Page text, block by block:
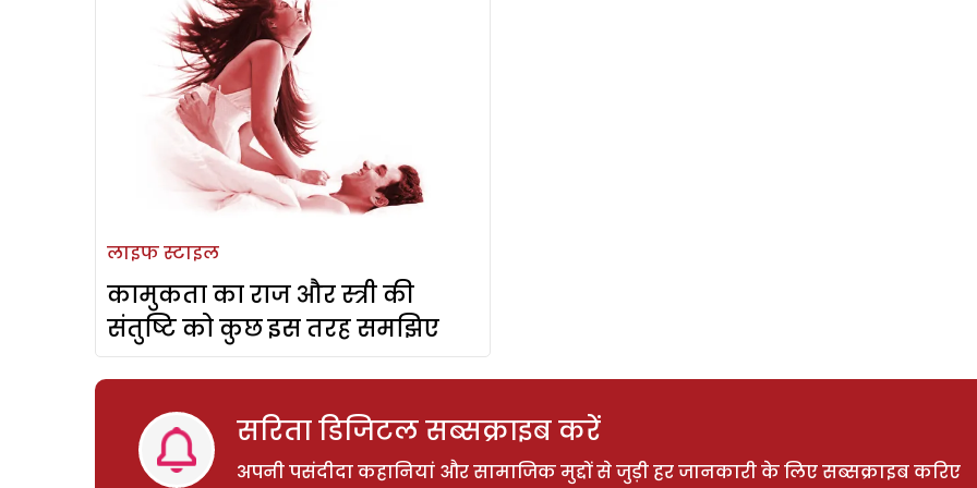
लाइफ स्टाइल
कामुकता का राज और स्त्री की
संतुष्टि को कुछ इस तरह समझिए
सरिता डिजिटल सब्सक्राइब करें
अपनी पसंदीदा कहानियां और सामाजिक मुद्दों से जुड़ी हर जानकारी के लिए सब्सक्राइब करिए